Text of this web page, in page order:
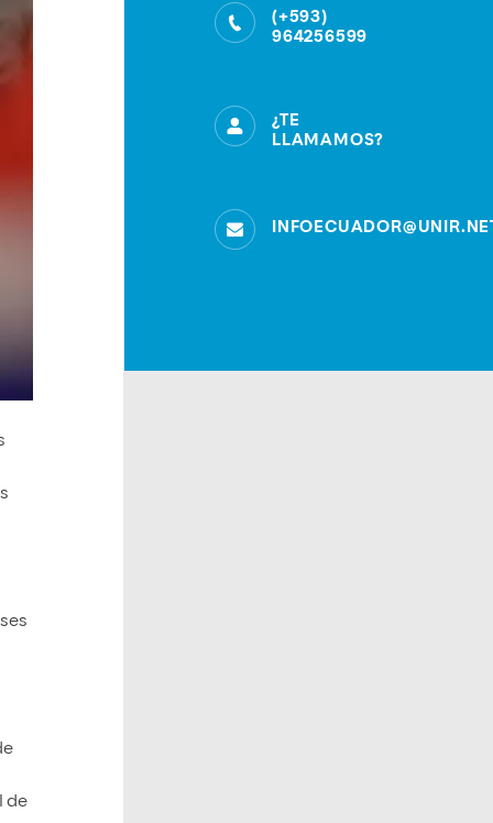
de
(+593)
964256599
¿TE
LLAMAMOS?